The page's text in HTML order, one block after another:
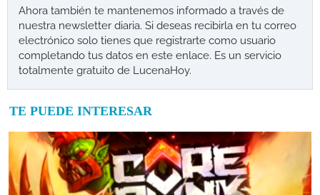
Ahora también te mantenemos informado a través de
nuestra newsletter diaria. Si deseas recibirla en tu correo
electrónico solo tienes que registrarte como usuario
completando tus datos en este enlace. Es un servicio
totalmente gratuito de LucenaHoy.
TE PUEDE INTERESAR